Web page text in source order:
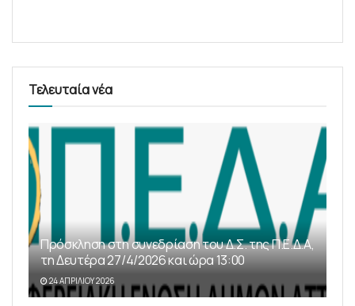
Τελευταία νέα
Πρόσκληση στη συνεδρίαση του Δ.Σ. της Π.Ε.Δ.Α,
τη Δευτέρα 27/4/2026 και ώρα 13:00
24 ΑΠΡΙΛΊΟΥ 2026